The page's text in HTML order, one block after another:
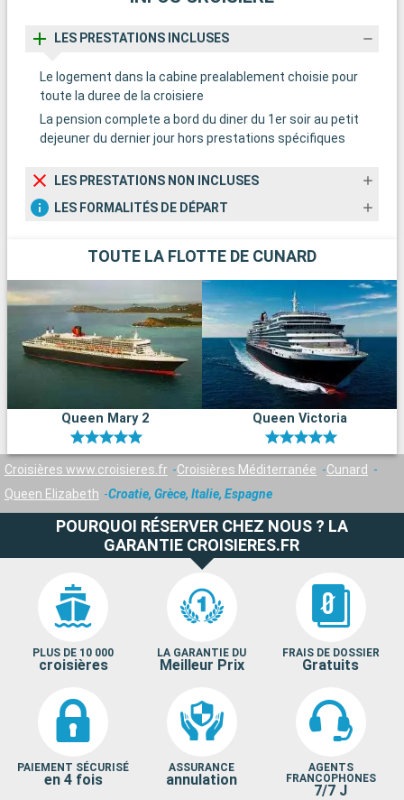
LES PRESTATIONS INCLUSES
Le logement dans la cabine prealablement choisie pour
toute la duree de la croisiere
La pension complete a bord du diner du 1er soir au petit
dejeuner du dernier jour hors prestations spécifiques
LES PRESTATIONS NON INCLUSES
LES FORMALITÉS DE DÉPART
TOUTE LA FLOTTE DE CUNARD
Queen Mary 2 Queen Victoria
Croisières www.croisieres.fr Croisières Méditerranée
Cunard
Queen Elizabeth
Croatie, Grèce, Italie, Espagne
POURQUOI RÉSERVER CHEZ NOUS ? LA
GARANTIE CROISIERES.FR
PLUS DE 10 000
croisières
LA GARANTIE DU
Meilleur Prix
FRAIS DE DOSSIER
Gratuits
PAIEMENT SÉCURISÉ
en 4 fois
ASSURANCE
annulation
AGENTS
FRANCOPHONES
7/7 J